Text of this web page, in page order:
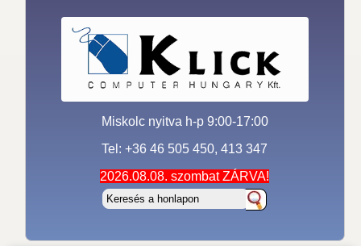
Miskolc nyitva h-p 9:00-17:00
Tel: +36 46 505 450, 413 347
2026.08.08. szombat ZÁRVA!